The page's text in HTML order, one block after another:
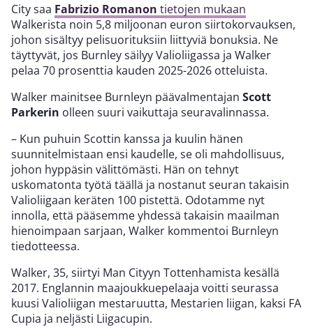
City saa Fabrizio Romanon tietojen mukaan
Walkerista noin 5,8 miljoonan euron siirtokorvauksen,
johon sisältyy pelisuorituksiin liittyviä bonuksia. Ne
täyttyvät, jos Burnley säilyy Valioliigassa ja Walker
pelaa 70 prosenttia kauden 2025-2026 otteluista.
Walker mainitsee Burnleyn päävalmentajan Scott
Parkerin olleen suuri vaikuttaja seuravalinnassa.
– Kun puhuin Scottin kanssa ja kuulin hänen
suunnitelmistaan ensi kaudelle, se oli mahdollisuus,
johon hyppäsin välittömästi. Hän on tehnyt
uskomatonta työtä täällä ja nostanut seuran takaisin
Valioliigaan keräten 100 pistettä. Odotamme nyt
innolla, että pääsemme yhdessä takaisin maailman
hienoimpaan sarjaan, Walker kommentoi Burnleyn
tiedotteessa.
Walker, 35, siirtyi Man Cityyn Tottenhamista kesällä
2017. Englannin maajoukkuepelaaja voitti seurassa
kuusi Valioliigan mestaruutta, Mestarien liigan, kaksi FA
Cupia ja neljästi Liigacupin.